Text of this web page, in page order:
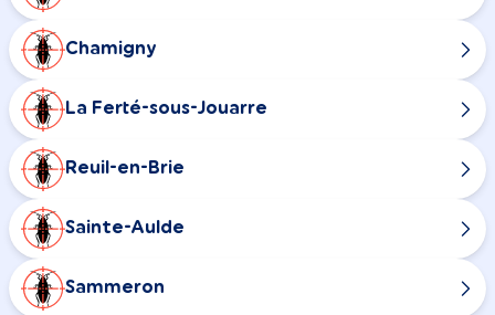
Chamigny
La Ferté-sous-Jouarre
Reuil-en-Brie
Sainte-Aulde
Sammeron